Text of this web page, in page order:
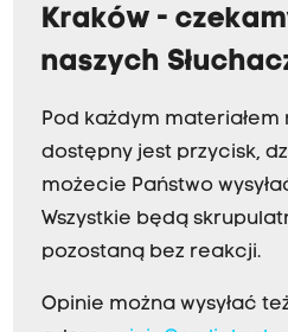
Kraków -
naszych
Pod każdym materiałem
dostępny jest przycisk,
możecie Państwo
Wszystkie będą
pozostaną bez reakcji.
Opinie można wysyłać